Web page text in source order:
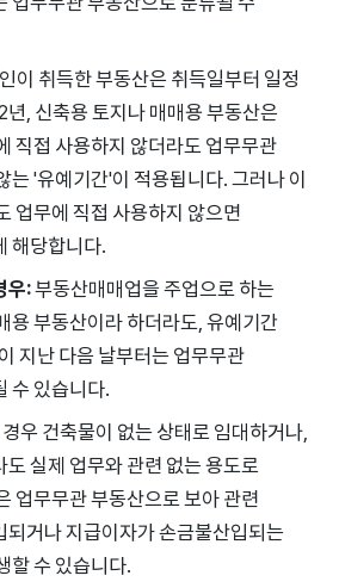
이 취득한 부동산은 취득일부터 일정
, 신축용 토지나 매매용 부동산은
직접 사용하지 않더라도 업무무관
는 '유예기간'이 적용됩니다. 그러나 이
업무에 직접 사용하지 않으면
해당합니다.
우:부동산매매업을 주업으로 하는
용 부동산이라 하더라도, 유예기간
지난 다음 날부터는 업무무관
수 있습니다.
우 건축물이 없는 상태로 임대하거나,
실제 업무와 관련 없는 용도로
업무무관 부동산으로 보아 관련
되거나 지급이자가 손금불산입되는
할 수 있습니다.